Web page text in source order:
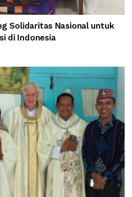
Solidaritas Nasional untuk
di Indonesia